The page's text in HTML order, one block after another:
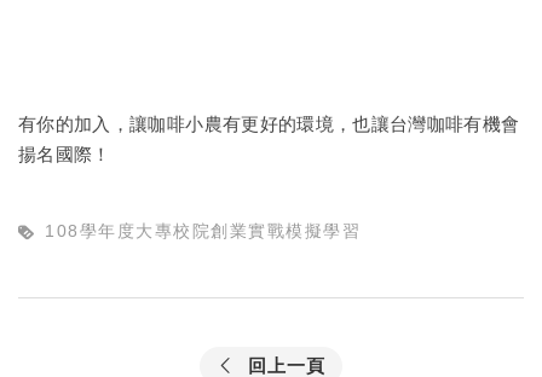
有你的加入，讓咖啡小農有更好的環境，也讓台灣咖啡有機會
揚名國際！
108學年度大專校院創業實戰模擬學習
回上一頁